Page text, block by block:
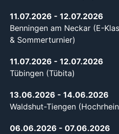
11.07.2026 - 12.07.2026
Benningen am Neckar (E-
& Sommerturnier)
11.07.2026 - 12.07.2026
Tübingen (Tübita)
13.06.2026 - 14.06.2026
Waldshut-Tiengen
06.06.2026 - 07.06.2026